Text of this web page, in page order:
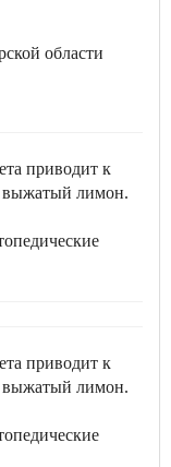
области
приводит к
выжатый лимон.
приводит к
выжатый лимон.